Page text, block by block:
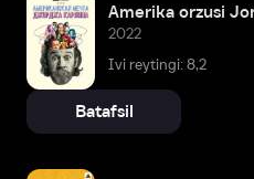
Amerika orzusi
2022
Ivi reytingi: 8,2
Batafsil